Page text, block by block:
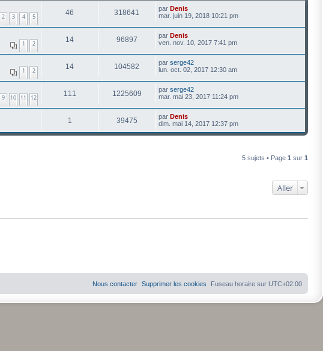
2 3 4 5 46 318641 par Denis
mar. juin 19, 2018 10:21 pm
1 2 14 96897 par Denis
ven. nov. 10, 2017 7:41 pm
1 2 14 104582 par serge42
lun. oct. 02, 2017 12:30 am
9 10 11 12 111 1225609 par serge42
mar. mai 23, 2017 11:24 pm
1 39475 par Denis
dim. mai 14, 2017 12:37 pm
5 sujets • Page 1 sur 1
Aller
Fuseau horaire sur UTC+02:00
Supprimer les cookies
Nous contacter